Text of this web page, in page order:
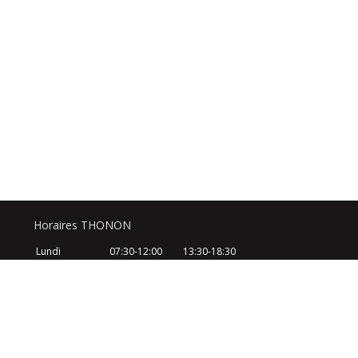
Horaires THONON
Lundi 07:30-12:00
13:30-18:30